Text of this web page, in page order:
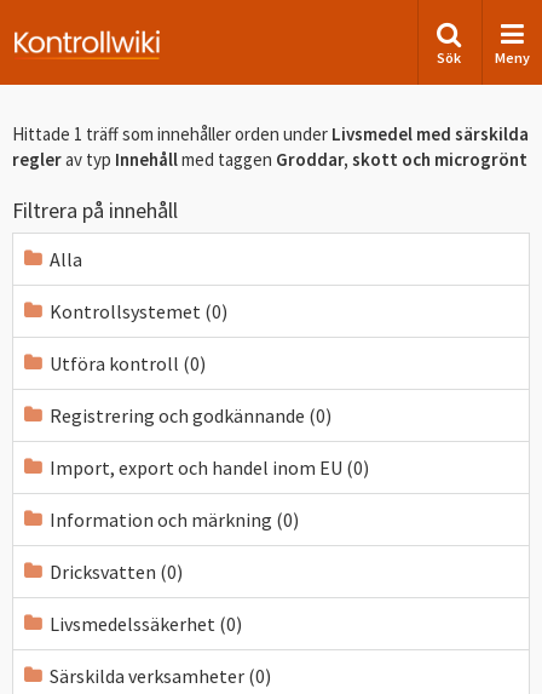
Sök Meny
Hittade 1 träff som innehåller orden under Livsmedel med särskilda
reglerav typ Innehållmed taggen Groddar, skott och microgrönt
Filtrera på innehåll
Alla
Kontrollsystemet (0)
Utföra kontroll (0)
Registrering och godkännande (0)
Import, export och handel inom EU (0)
Information och märkning (0)
Dricksvatten (0)
Livsmedelssäkerhet (0)
Särskilda verksamheter (0)